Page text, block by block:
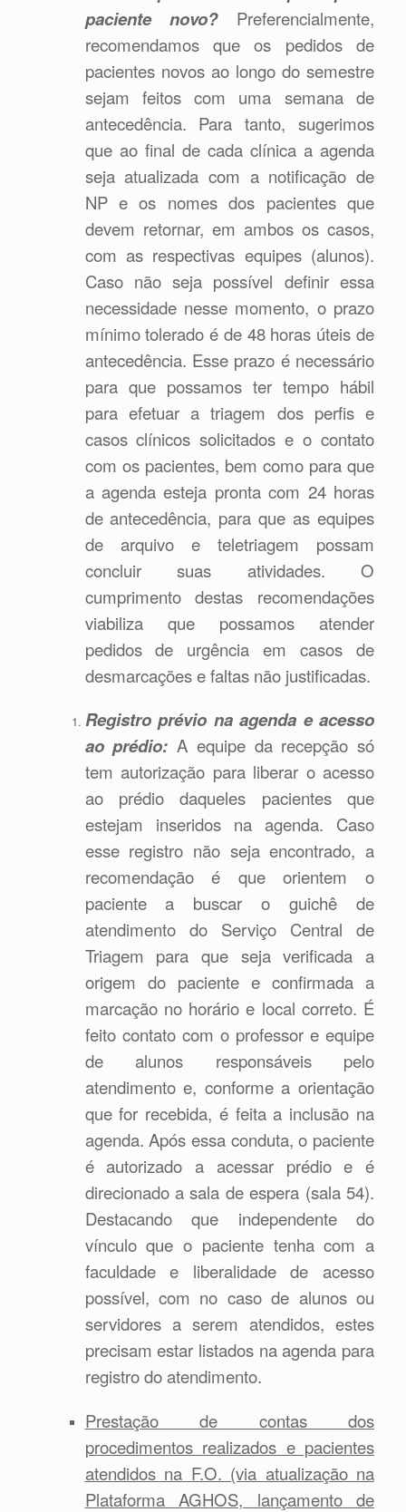
paciente novo?Preferencialmente,
recomendamos que os pedidos de
pacientes novos ao longo do semestre
sejam feitos com uma semana de
antecedência. Para tanto, sugerimos
que ao final de cada clínica a agenda
seja atualizada com a notificação de
NP e os nomes dos pacientes que
devem retornar, em ambos os casos,
com as respectivas equipes (alunos).
Caso não seja possível definir essa
necessidade nesse momento, o prazo
mínimo tolerado é de 48 horas úteis de
antecedência. Esse prazo é necessário
para que possamos ter tempo hábil
para efetuar a triagem dos perfis e
casos clínicos solicitados e o contato
com os pacientes, bem como para que
a agenda esteja pronta com 24 horas
de antecedência, para que as equipes
de arquivo e teletriagem possam
concluir suas atividades. O
cumprimento destas recomendações
viabiliza que possamos atender
pedidos de urgência em casos de
desmarcações e faltas não justificadas.
Registro prévio na agenda e acesso
ao prédio: A equipe da recepção só
tem autorização para liberar o acesso
ao prédio daqueles pacientes que
estejam inseridos na agenda. Caso
esse registro não seja encontrado, a
recomendação é que orientem o
paciente a buscar o guichê de
atendimento do Serviço Central de
Triagem para que seja verificada a
origem do paciente e confirmada a
marcação no horário e local correto. É
feito contato com o professor e equipe
de alunos responsáveis pelo
atendimento e, conforme a orientação
que for recebida, é feita a inclusão na
agenda. Após essa conduta, o paciente
é autorizado a acessar prédio e é
direcionado a sala de espera (sala 54).
Destacando que independente do
vínculo que o paciente tenha com a
faculdade e liberalidade de acesso
possível, com no caso de alunos ou
servidores a serem atendidos, estes
precisam estar listados na agenda para
registro do atendimento.
Prestação de contas dos
procedimentos realizados e pacientes
atendidos na F.O. (via atualização na
Plataforma AGHOS, lançamento de